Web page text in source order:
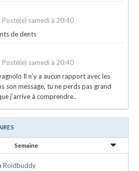
Posté(e) samedi à 20:40
de dents
Posté(e) samedi à 20:40
Il n’y a aucun rapport avec les
son message, tu ne perds pas grand
j’arrive à comprendre..
Semaine
Roidbuddy